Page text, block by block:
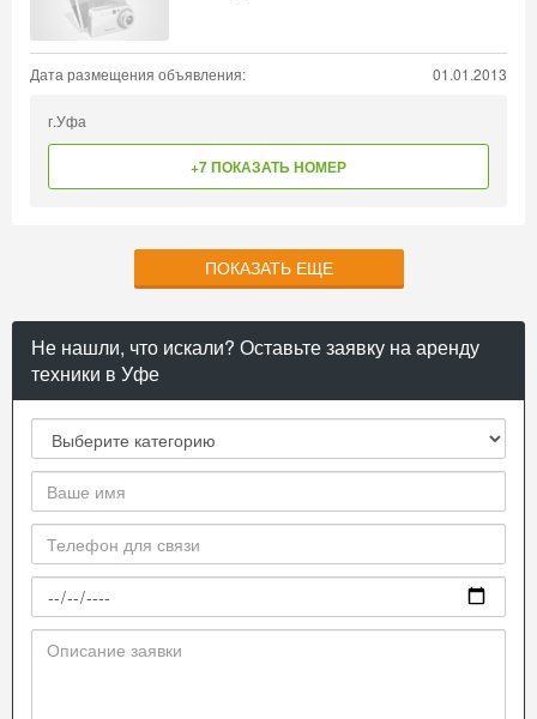
Дата размещения объявления: 01.01.2013
г.Уфа
+7 ПОКАЗАТЬ НОМЕР
ПОКАЗАТЬ ЕЩЕ
Не нашли, что искали? Оставьте заявку на аренду
техники в Уфе